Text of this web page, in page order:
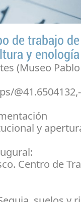
de trabajo de
y enología
(Museo
y
Centro de